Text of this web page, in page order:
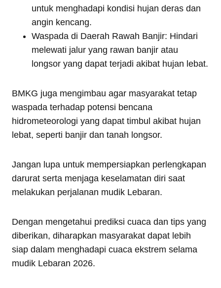
untuk menghadapi kondisi hujan deras dan
angin kencang.
Waspada di Daerah Rawah Banjir: Hindari
melewati jalur yang rawan banjir atau
longsor yang dapat terjadi akibat hujan lebat.
BMKG juga mengimbau agar masyarakat tetap
waspada terhadap potensi bencana
hidrometeorologi yang dapat timbul akibat hujan
lebat, seperti banjir dan tanah longsor.
Jangan lupa untuk mempersiapkan perlengkapan
darurat serta menjaga keselamatan diri saat
melakukan perjalanan mudik Lebaran.
Dengan mengetahui prediksi cuaca dan tips yang
diberikan, diharapkan masyarakat dapat lebih
siap dalam menghadapi cuaca ekstrem selama
mudik Lebaran 2026.